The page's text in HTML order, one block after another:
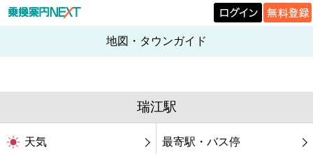
地図・タウンガイド
瑞江駅
天気 最寄駅・バス停